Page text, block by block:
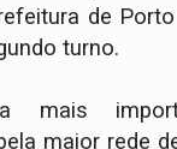
de
turno.
a mais
maior rede